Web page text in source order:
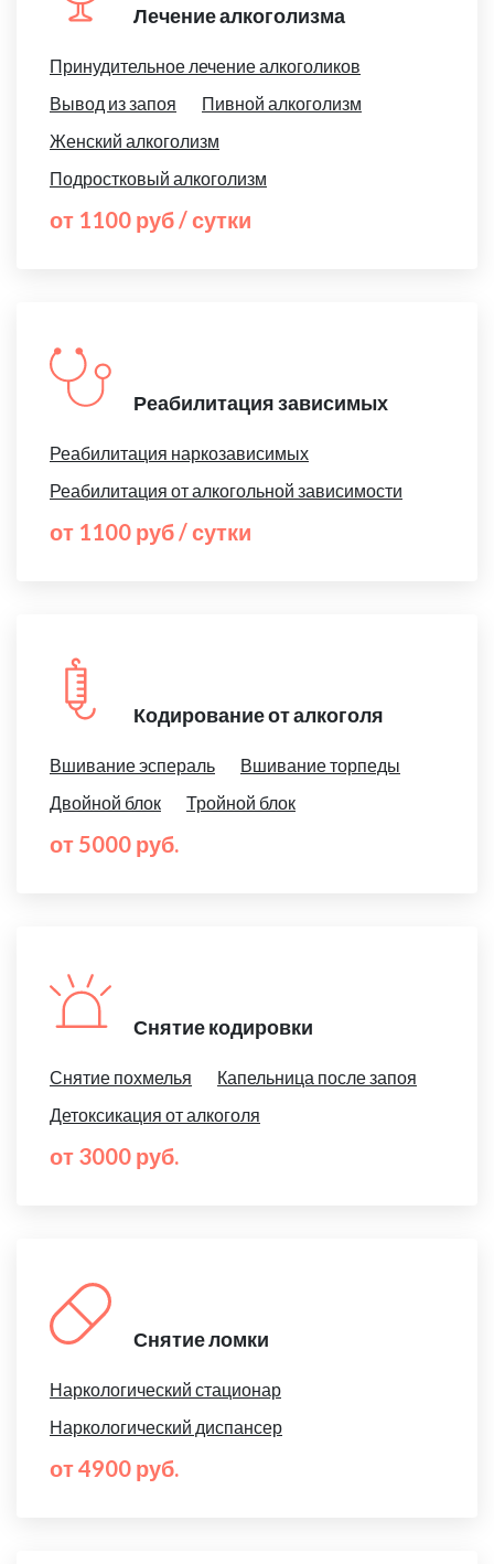
Лечение алкоголизма
Принудительное лечение алкоголиков
Вывод из запоя
Пивной алкоголизм
Женский алкоголизм
Подростковый алкоголизм
от 1100 руб / сутки
Реабилитация зависимых
Реабилитация наркозависимых
Реабилитация от алкогольной зависимости
от 1100 руб / сутки
Кодирование от алкоголя
Вшивание эспераль
Вшивание торпеды
Двойной блок
Тройной блок
от 5000 руб.
Снятие кодировки
Снятие похмелья
Капельница после запоя
Детоксикация от алкоголя
от 3000 руб.
Снятие ломки
Наркологический стационар
Наркологический диспансер
от 4900 руб.